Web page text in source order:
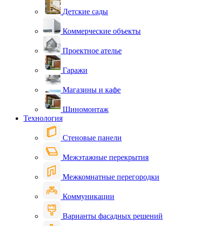
Детские сады
Коммерческие объекты
Проектное ателье
Гаражи
Магазины и кафе
Шиномонтаж
Технология
Стеновые панели
Межэтажные перекрытия
Межкомнатные перегородки
Коммуникации
Варианты фасадных решений